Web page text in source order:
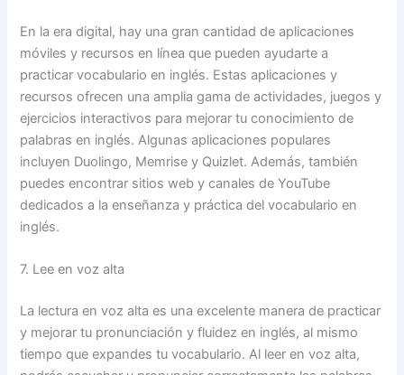
En la era digital, hay una gran cantidad de aplicaciones
móviles y recursos en línea que pueden ayudarte a
practicar vocabulario en inglés. Estas aplicaciones y
recursos ofrecen una amplia gama de actividades, juegos y
ejercicios interactivos para mejorar tu conocimiento de
palabras en inglés. Algunas aplicaciones populares
incluyen Duolingo, Memrise y Quizlet. Además, también
puedes encontrar sitios web y canales de YouTube
dedicados a la enseñanza y práctica del vocabulario en
inglés.
7. Lee en voz alta
La lectura en voz alta es una excelente manera de practicar
y mejorar tu pronunciación y fluidez en inglés, al mismo
tiempo que expandes tu vocabulario. Al leer en voz alta,